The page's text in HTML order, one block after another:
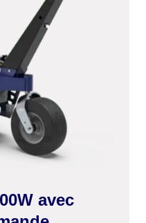
avec